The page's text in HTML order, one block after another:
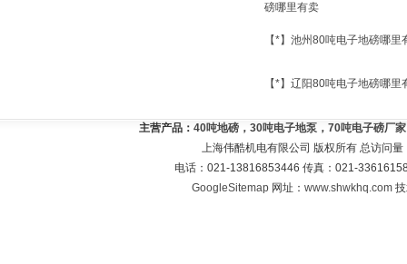
磅哪里有卖
【*】池州80吨电子地磅哪里
【*】辽阳80吨电子地磅哪里
主营产品： 40吨地磅，30吨电子地泵，70吨电子磅厂
上海伟酷机电有限公司 版权所有 总访问量
电话：021-13816853446 传真：021-
GoogleSitemap 网址：www.shwkhq.com